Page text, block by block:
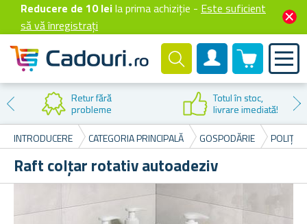
Reducere de 10 leila prima achiziție - Este suficient
să vă înregistrați
Cont client
0 produselor
Retur fără
probleme
Totul în stoc,
livrare imediată!
INTRODUCERE
CATEGORIA PRINCIPALĂ GOSPODĂRIE POLIȚE
Raft colțar rotativ autoadeziv